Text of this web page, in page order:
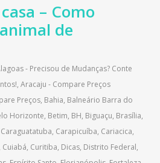
– Como
de
- Precisou de Mudanças? Conte
, Aracaju - Compare Preços
Preços, Bahia, Balneário Barra do
Horizonte, Betim, BH, Biguaçu, Brasília,
Caraguatatuba, Carapicuíba, Cariacica,
Cuiabá, Curitiba, Dicas, Distrito Federal,